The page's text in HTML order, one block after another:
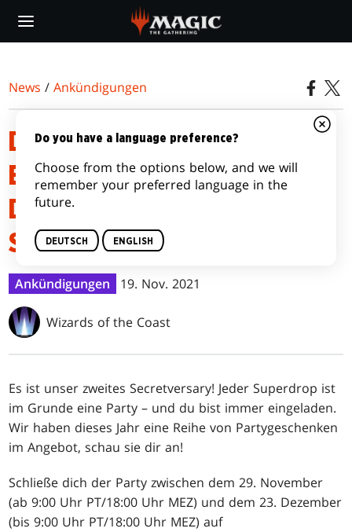
main
News /Ankündigungen
DEINE SUPERDROP SUPER-
EINLADUNG ZUR PARTY FÜR
DAS ZWEITE SECRET LAIR
SECRETVERSARY!
Ankündigungen 19. Nov. 2021
Wizards of the Coast
Es ist unser zweites Secretversary! Jeder Superdrop ist
im Grunde eine Party – und du bist immer eingeladen.
Wir haben dieses Jahr eine Reihe von Partygeschenken
im Angebot, schau sie dir an!
Schließe dich der Party zwischen dem 29. November
(ab 9:00 Uhr PT/18:00 Uhr MEZ) und dem 23. Dezember
(bis 9:00 Uhr PT/18:00 Uhr MEZ) auf
Do you have a language preference?
Choose from the options below, and we will
remember your preferred language in the
future.
DEUTSCH ENGLISH